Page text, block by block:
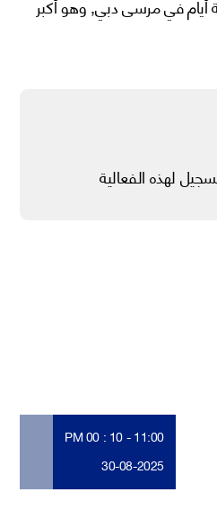
لهذه الفعالية
11:00 - 10 : 00 PM
30-08-2025